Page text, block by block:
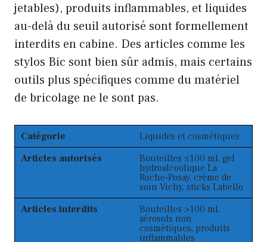
jetables), produits inflammables, et liquides
au-delà du seuil autorisé sont formellement
interdits en cabine. Des articles comme les
stylos Bic sont bien sûr admis, mais certains
outils plus spécifiques comme du matériel
de bricolage ne le sont pas.
Catégorie
Liquides et cosmétiques
Articles autorisés
Bouteilles ≤100 ml, gel
hydroalcoolique La
Roche-Posay, crème de
soin Vichy, sticks Labello
Articles interdits
Bouteilles >100 ml,
aérosols non
cosmétiques, produits
inflammables